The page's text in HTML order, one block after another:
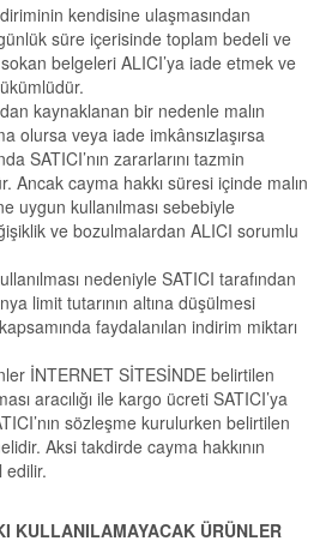
kendisine ulaşmasından
süre içerisinde toplam bedeli ve
sokan belgeleri ALICI’ya iade etmek ve
kaynaklanan bir nedenle malın
olursa veya iade imkânsızlaşırsa
SATICI’nın zararlarını tazmin
Ancak cayma hakkı süresi içinde malın
uygun kullanılması sebebiyle
ve bozulmalardan ALICI sorumlu
nedeniyle SATICI tarafından
limit tutarının altına düşülmesi
faydalanılan indirim miktarı
İNTERNET SİTESİNDE belirtilen
aracılığı ile kargo ücreti SATICI’ya
sözleşme kurulurken belirtilen
Aksi takdirde cayma hakkının
edilir.
KULLANILAMAYACAK ÜRÜNLER